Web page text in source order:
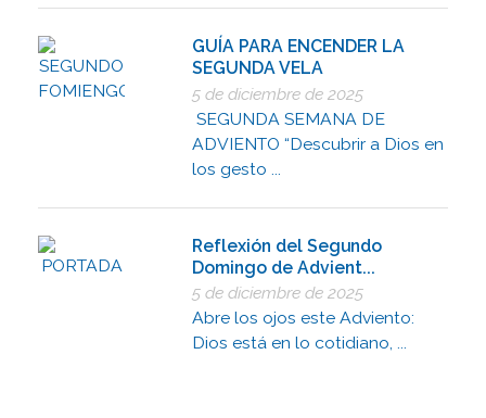
GUÍA PARA ENCENDER LA
SEGUNDA VELA
5 de diciembre de 2025
SEGUNDA SEMANA DE
ADVIENTO “Descubrir a Dios en
los gesto ...
Reflexión del Segundo
Domingo de Advient...
5 de diciembre de 2025
Abre los ojos este Adviento:
Dios está en lo cotidiano, ...